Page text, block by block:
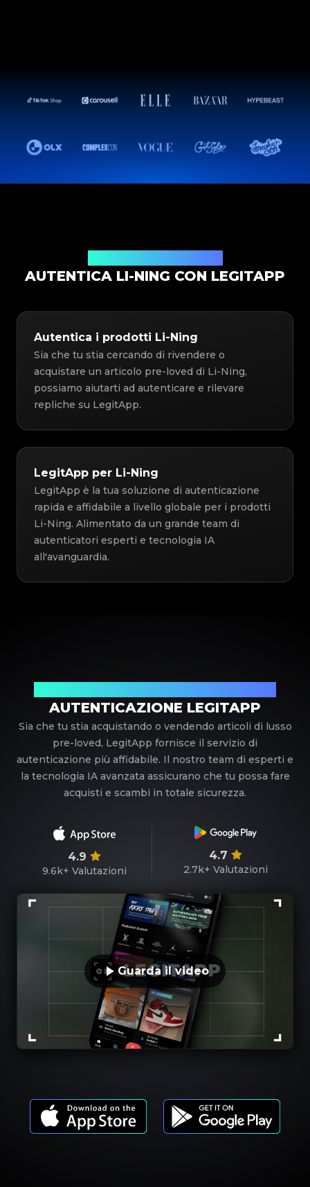
AUTENTICA LI-NING CON LEGITAPP
Autentica i prodotti Li-Ning
Sia che tu stia cercando di rivendere o
acquistare un articolo pre-loved di Li-Ning,
possiamo aiutarti ad autenticare e rilevare
repliche su LegitApp.
LegitApp per Li-Ning
LegitApp è la tua soluzione di autenticazione
rapida e affidabile a livello globale per i prodotti
Li-Ning. Alimentato da un grande team di
autenticatori esperti e tecnologia IA
all'avanguardia.
AUTENTICAZIONE LEGITAPP
Sia che tu stia acquistando o vendendo articoli di lusso
pre-loved, LegitApp fornisce il servizio di
autenticazione più affidabile. Il nostro team di esperti e
la tecnologia IA avanzata assicurano che tu possa fare
acquisti e scambi in totale sicurezza.
4.9
9.6k+ Valutazioni
4.7
2.7k+ Valutazioni
Guarda il video